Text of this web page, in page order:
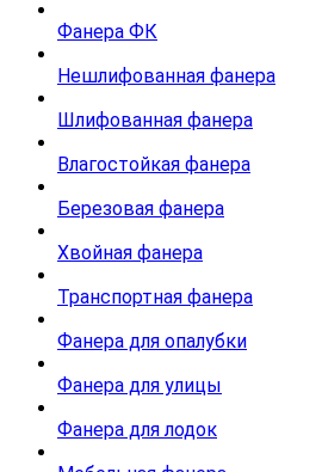
Фанера ФК
Нешлифованная фанера
Шлифованная фанера
Влагостойкая фанера
Березовая фанера
Хвойная фанера
Транспортная фанера
Фанера для опалубки
Фанера для улицы
Фанера для лодок